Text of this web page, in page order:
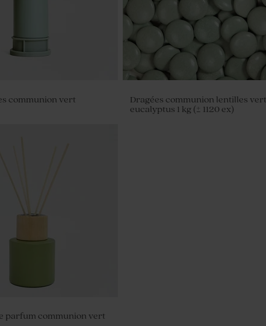
communion vert
Dragées communion lentilles vert
eucalyptus 1 kg (± 1120 ex)
parfum communion vert